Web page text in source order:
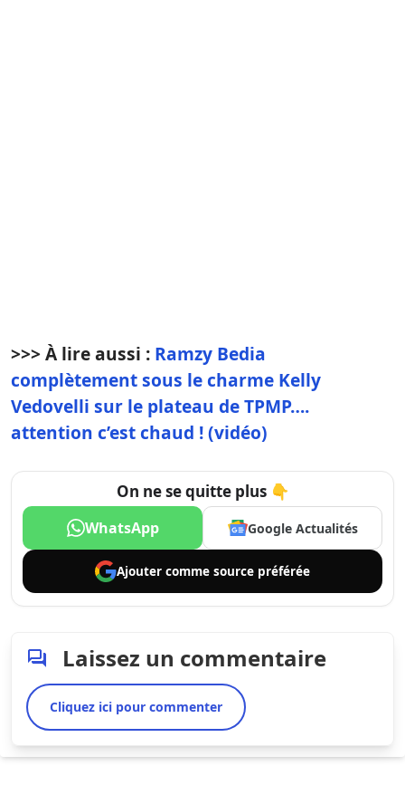
>>> À lire aussi : Ramzy Bedia
complètement sous le charme Kelly
Vedovelli sur le plateau de TPMP….
attention c’est chaud ! (vidéo)
On ne se quitte plus 👇
WhatsApp Google Actualités
Ajouter comme source préférée
Laissez un commentaire
Cliquez ici pour commenter